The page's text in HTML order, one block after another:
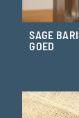
SAGE
GOED